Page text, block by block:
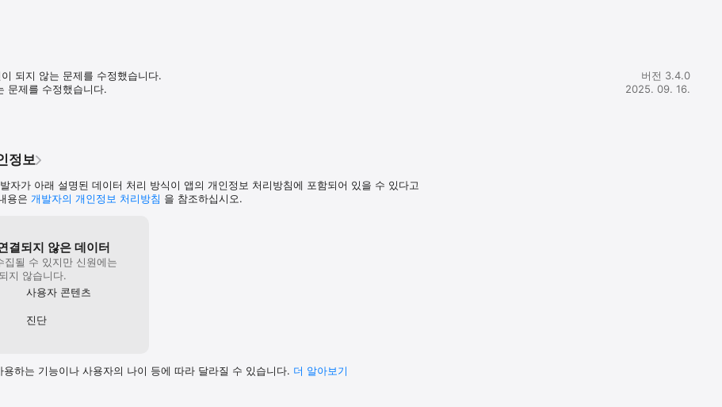
되지 않는 문제를 수정했습니다.
문제를 수정했습니다.
버전 3.4.0
2025. 09. 16.
정보
자가 아래 설명된 데이터 처리 방식이 앱의 개인정보 처리방침에 포함되어 있을 수 있다고
용은 개발자의 개인정보 처리방침 을 참조하십시오.
결되지 않은 데이터
집될 수 있지만 신원에는
지 않습니다.
사용자 콘텐츠
진단
용하는 기능이나 사용자의 나이 등에 따라 달라질 수 있습니다. 더 알⁠아⁠보⁠기